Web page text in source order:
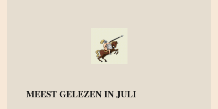
MEEST GELEZEN IN JULI